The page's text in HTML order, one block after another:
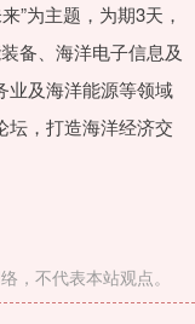
”为主题，为期3天，
备、海洋电子信息及
业及海洋能源等领域
坛，打造海洋经济交
，不代表本站观点。